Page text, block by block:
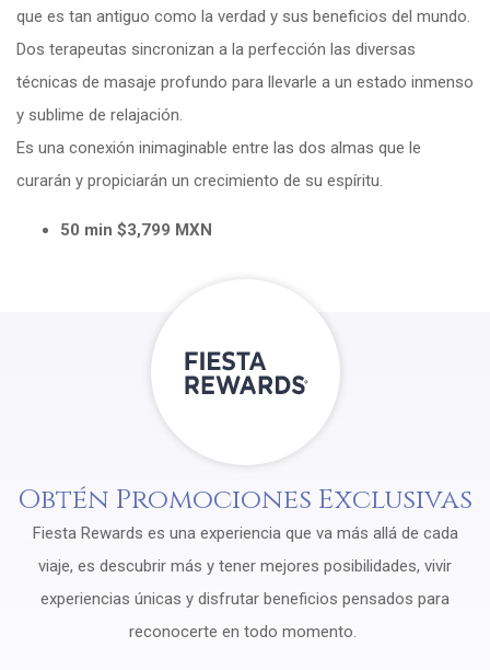
que es tan antiguo como la verdad y sus beneficios del mundo.
Dos terapeutas sincronizan a la perfección las diversas
técnicas de masaje profundo para llevarle a un estado inmenso
y sublime de relajación.
Es una conexión inimaginable entre las dos almas que le
curarán y propiciarán un crecimiento de su espíritu.
50 min $3,799 MXN
Obtén Promociones Exclusivas
Fiesta Rewards es una experiencia que va más allá de cada
viaje, es descubrir más y tener mejores posibilidades, vivir
experiencias únicas y disfrutar beneficios pensados para
reconocerte en todo momento.